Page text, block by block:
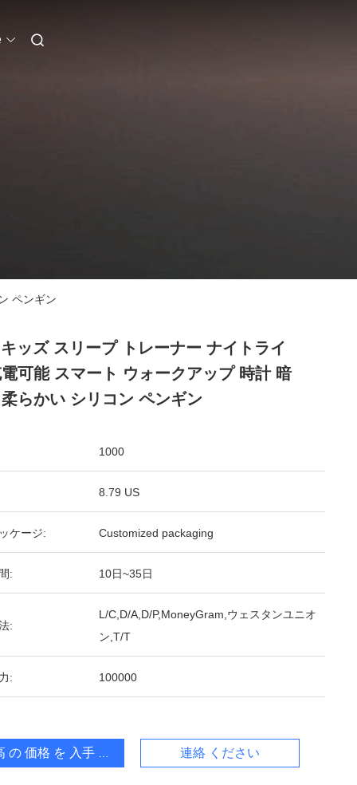
ペンギン
ッズ スリープ トレーナー ナイトライ
可能 スマート ウォークアップ 時計 暗
らかい シリコン ペンギン
1000
8.79 US
ケージ: Customized packaging
: 10日~35日
:
L/C,D/A,D/P,MoneyGram,ウェスタンユニオ
ン,T/T
: 100000
の 価格 を 入手 する 連絡 ください